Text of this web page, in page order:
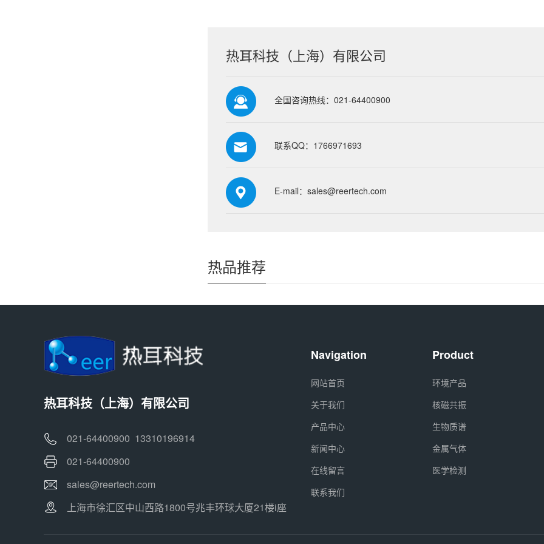
热耳科技（上海）有限公司
全国咨询热线：021-64400900
联系QQ：1766971693
E-mail：sales@reertech.com
热品推荐
热耳科技（上海）有限公司
021-64400900 13310196914
021-64400900
sales@reertech.com
上海市徐汇区中山西路1800号兆丰环球大厦21楼i座
Navigation
网站首页
关于我们
产品中心
新闻中心
在线留言
联系我们
Product
环境产品
核磁共振
生物质谱
金属气体
医学检测